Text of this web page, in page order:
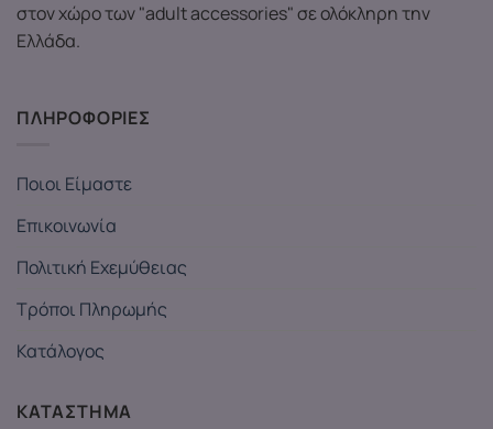
στον χώρο των "adult accessories" σε ολόκληρη την
Ελλάδα.
ΠΛΗΡΟΦΟΡΙΕΣ
Ποιοι Είμαστε
Επικοινωνία
Πολιτική Εχεμύθειας
Τρόποι Πληρωμής
Κατάλογος
ΚΑΤΑΣΤΗΜΑ